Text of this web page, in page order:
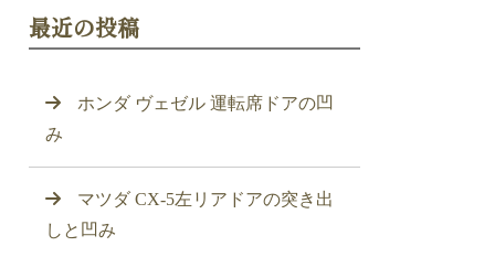
最近の投稿
ホンダ ヴェゼル 運転席ドアの凹
み
マツダ CX-5左リアドアの突き出
しと凹み